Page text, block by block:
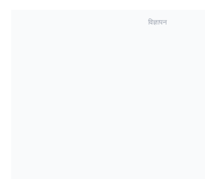
विज्ञापन